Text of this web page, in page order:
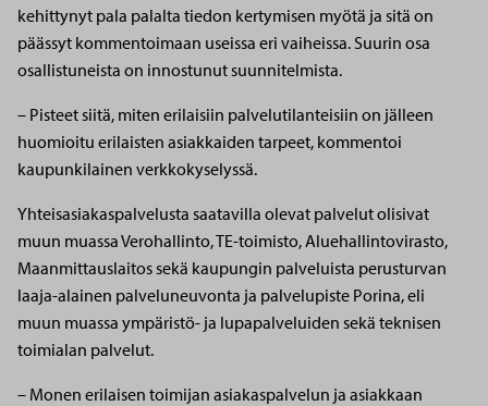
kehittynyt pala palalta tiedon kertymisen myötä ja sitä on
päässyt kommentoimaan useissa eri vaiheissa. Suurin osa
osallistuneista on innostunut suunnitelmista.
– Pisteet siitä, miten erilaisiin palvelutilanteisiin on jälleen
huomioitu erilaisten asiakkaiden tarpeet, kommentoi
kaupunkilainen verkkokyselyssä.
Yhteisasiakaspalvelusta saatavilla olevat palvelut olisivat
muun muassa Verohallinto, TE-toimisto, Aluehallintovirasto,
Maanmittauslaitos sekä kaupungin palveluista perusturvan
laaja-alainen palveluneuvonta ja palvelupiste Porina, eli
muun muassa ympäristö- ja lupapalveluiden sekä teknisen
toimialan palvelut.
– Monen erilaisen toimijan asiakaspalvelun ja asiakkaan